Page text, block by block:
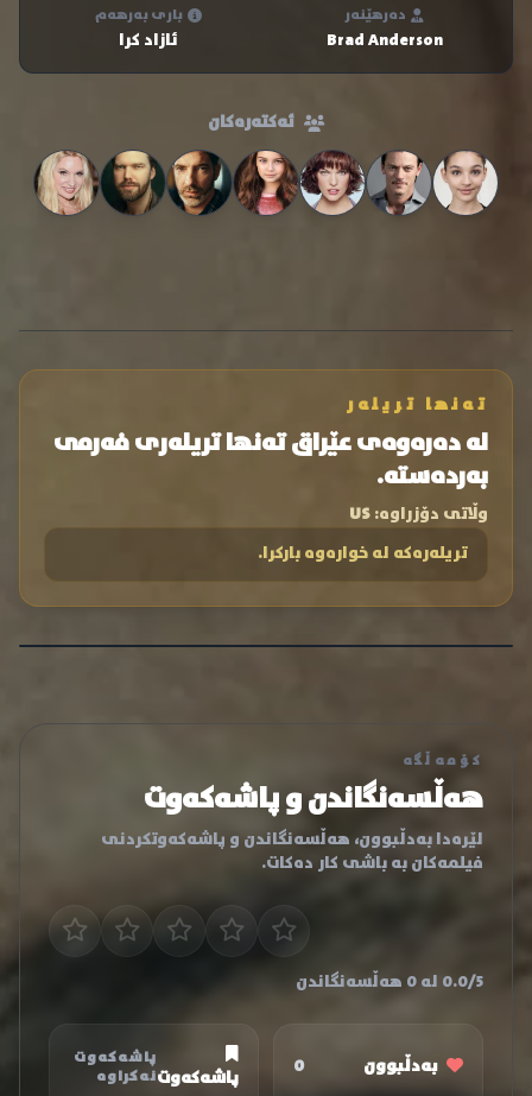
دەرهێنەر
Brad Anderson
باری بەرهەم
ئازاد کرا
ئەکتەرەکان
تەنها تریلەر
لە دەرەوەی عێراق تەنها تریلەری فەرمی
بەردەستە.
وڵاتی دۆزراوە:US
تریلەرەکە لە خوارەوە بارکرا.
کۆمەڵگە
هەڵسەنگاندن و پاشەکەوت
لێرەدا بەدڵبوون، هەڵسەنگاندن و پاشەکەوتکردنی
فیلمەکان بە باشی کار دەکات.
0.0/5 لە 0 هەڵسەنگاندن
بەدڵبوون 0 پاشەکەوت
پاشەکەوت
نەکراوە